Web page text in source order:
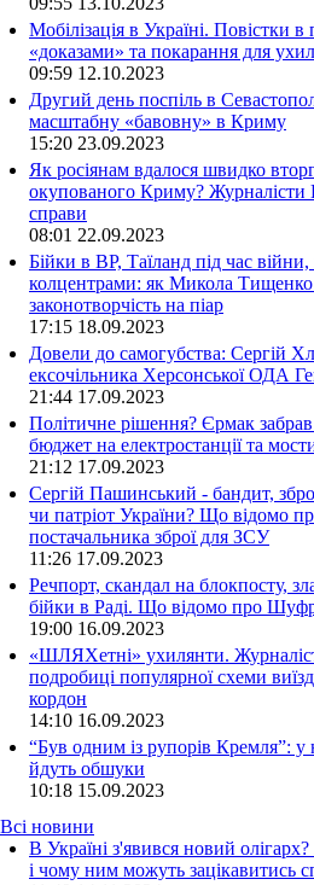
Мобілізація в Україні. Повістки в
«доказами» та покарання для
09:59 12.10.2023
Другий день поспіль в
масштабну «бавовну» в Криму
15:20 23.09.2023
Як росіянам вдалося швидко
окупованого Криму? Журналісти
справи
08:01 22.09.2023
Бійки в ВР, Таїланд під час війни,
колцентрами: як Микола Тищенко
законотворчість на піар
17:15 18.09.2023
Довели до самогубства: Сергій
ексочільника Херсонської ОДА
21:44 17.09.2023
Політичне рішення? Єрмак
бюджет на електростанції та
21:12 17.09.2023
Сергій Пашинський - бандит,
чи патріот України? Що відомо
постачальника зброї для ЗСУ
11:26 17.09.2023
Речпорт, скандал на блокпосту,
бійки в Раді. Що відомо про
19:00 16.09.2023
«ШЛЯХетні» ухилянти.
подробиці популярної схеми
кордон
14:10 16.09.2023
“Був одним із рупорів Кремля”:
йдуть обшуки
10:18 15.09.2023
Всі новини
В Україні з'явився новий
і чому ним можуть зацікавитись